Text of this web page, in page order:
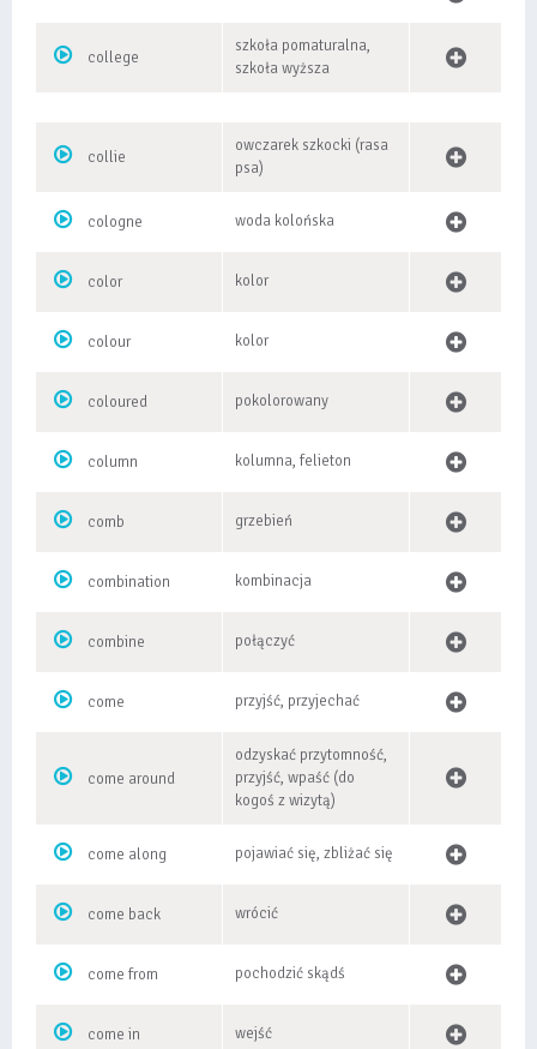
college
szkoła pomaturalna,
szkoła wyższa
collie
owczarek szkocki (rasa
psa)
cologne woda kolońska
color kolor
colour kolor
coloured pokolorowany
column kolumna, felieton
comb grzebień
combination kombinacja
combine połączyć
come przyjść, przyjechać
come around
odzyskać przytomność,
przyjść, wpaść (do
kogoś z wizytą)
come along pojawiać się, zbliżać się
come back wrócić
come from pochodzić skądś
come in wejść